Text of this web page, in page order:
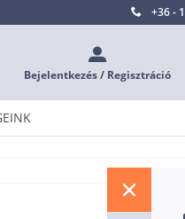
+36 -
Bejelentkezés / Regisztráció